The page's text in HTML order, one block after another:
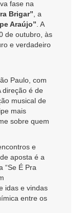
fase na
Brigar” , a
Araújo” . A
de outubro, às
e verdadeiro
Paulo, com
direção é de
musical de
mais
sobre quem
e
aposta é a
“Se É Pra
idas e vindas
entre os